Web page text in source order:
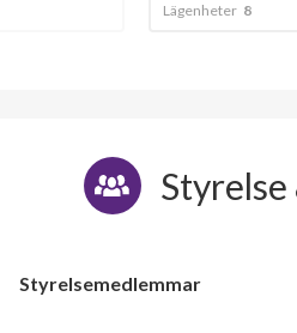
Lägenheter 8
Styrelsemedlemmar